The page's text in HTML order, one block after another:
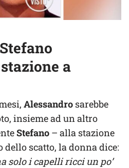
a
Alessandro sarebbe
insieme ad un altro
Stefano – alla stazione
scatto, la donna dice:
solo i capelli ricci un po’